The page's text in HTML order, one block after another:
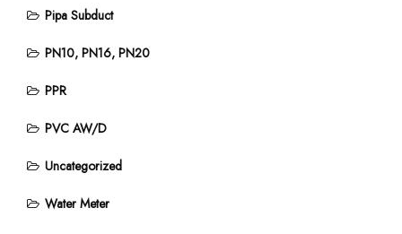
Pipa Subduct
PN10, PN16, PN20
PPR
PVC AW/D
Uncategorized
Water Meter